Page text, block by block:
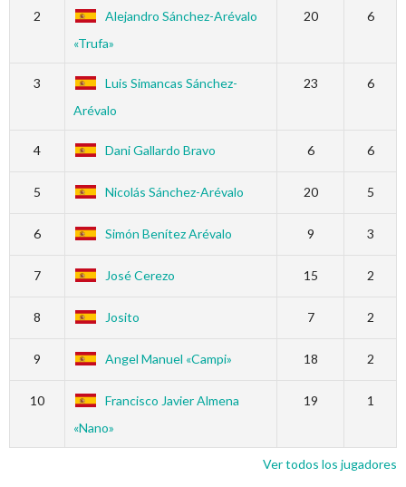
2
Alejandro Sánchez-Arévalo
«Trufa»
20 6
3
Luis Simancas Sánchez-
Arévalo
23 6
4 Dani Gallardo Bravo 6 6
5 Nicolás Sánchez-Arévalo 20 5
6 Simón Benítez Arévalo 9 3
7 José Cerezo 15 2
8 Josito 7 2
9 Angel Manuel «Campi» 18 2
10
Francisco Javier Almena
«Nano»
19 1
Ver todos los jugadores